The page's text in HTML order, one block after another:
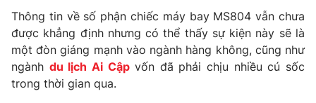
Hậu trường
Nhân vật
Khán giả
Giải trí
Điện ảnh
Âm nhạc
Đời sống
Du lịch
Giáo dục
Thông tin về số phận chiếc máy bay MS804 vẫn chưa
được khẳng định nhưng có thể thấy sự kiện này sẽ là
một đòn giáng mạnh vào ngành hàng không, cũng như
ngành du lịch Ai Cậpvốn đã phải chịu nhiều cú sốc
trong thời gian qua.